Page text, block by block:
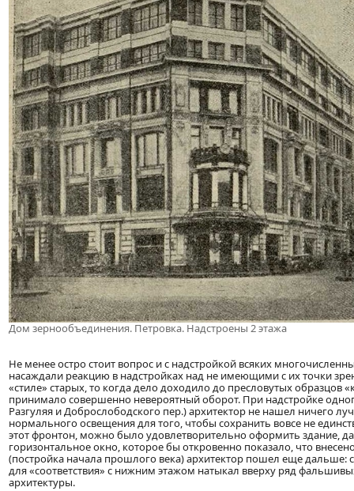
Дом зернообъединения. Петровка. Надстроены 2 этажа
Не менее остро стоит вопрос и с надстройкой всяких
насаждали реакцию в надстройках над не имеющими с их точки
«стиле» старых, то когда дело доходило до пресловутых образцов
принимало совершенно невероятный оборот. При надстройке
Разгуляя и Доброслободского пер.) архитектор не нашел ничего
нормального освещения для того, чтобы сохранить вовсе не
этот фронтон, можно было удовлетворительно оформить здание,
горизонтальное окно, которое бы откровенно показало, что
(постройка начала прошлого века) архитектор пошел еще дальше:
для «соответствия» с нижним этажом натыкал вверху ряд
архитектуры.